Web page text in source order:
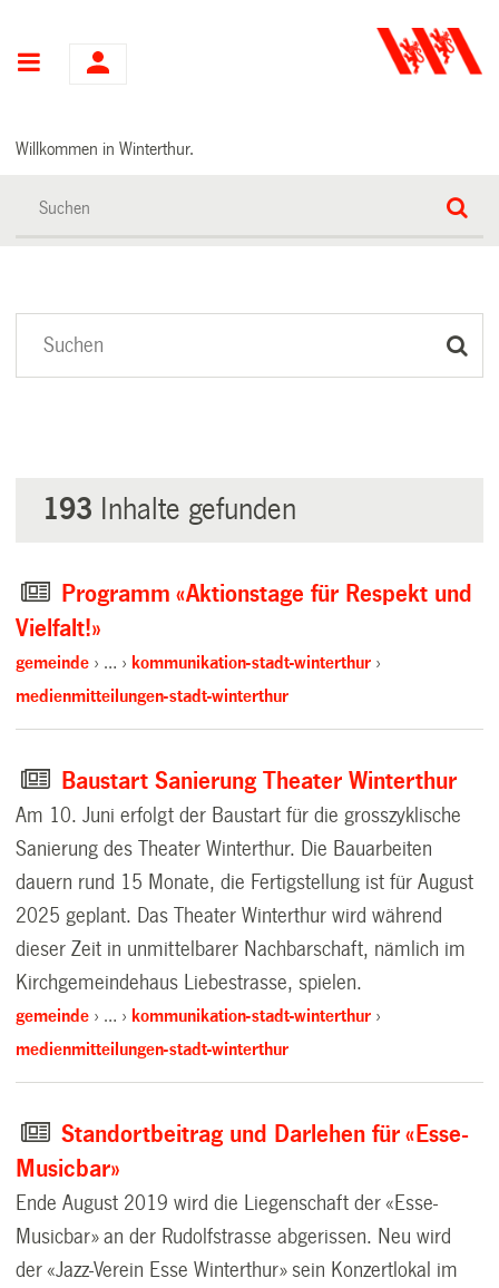
Hauptnavigation
Willkommen in Winterthur.
193 Inhalte gefunden
Programm «Aktionstage für Respekt und
Vielfalt!»
gemeinde …
kommunikation-stadt-winterthur
medienmitteilungen-stadt-winterthur
Baustart Sanierung Theater Winterthur
Am 10. Juni erfolgt der Baustart für die grosszyklische
Sanierung des Theater Winterthur. Die Bauarbeiten
dauern rund 15 Monate, die Fertigstellung ist für August
2025 geplant. Das Theater Winterthur wird während
dieser Zeit in unmittelbarer Nachbarschaft, nämlich im
Kirchgemeindehaus Liebestrasse, spielen.
gemeinde …
kommunikation-stadt-winterthur
medienmitteilungen-stadt-winterthur
Standortbeitrag und Darlehen für «Esse-
Musicbar»
Ende August 2019 wird die Liegenschaft der «Esse-
Musicbar» an der Rudolfstrasse abgerissen. Neu wird
der «Jazz-Verein Esse Winterthur» sein Konzertlokal im